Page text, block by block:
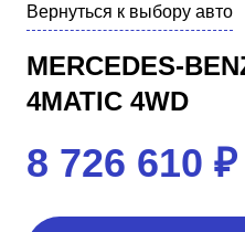
Вернуться к выбору авто
MERCEDES-
4MATIC 4WD
8 726 610 ₽